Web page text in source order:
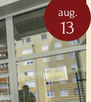
aug.
13